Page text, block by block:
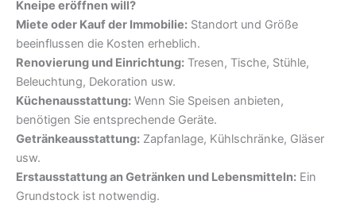
Kneipe eröffnen will?
Miete oder Kauf der Immobilie: Standort und Größe
beeinflussen die Kosten erheblich.
Renovierung und Einrichtung: Tresen, Tische, Stühle,
Beleuchtung, Dekoration usw.
Küchenausstattung: Wenn Sie Speisen anbieten,
benötigen Sie entsprechende Geräte.
Getränkeausstattung: Zapfanlage, Kühlschränke, Gläser
usw.
Erstausstattung an Getränken und Lebensmitteln: Ein
Grundstock ist notwendig.